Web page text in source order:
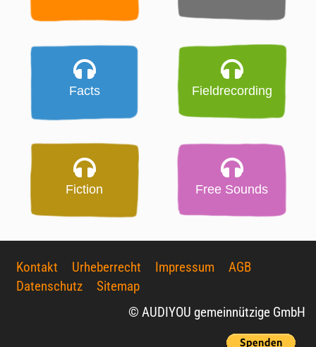
Facts Fieldrecording
Fiction Free Sounds
Kontakt Urheberrecht Impressum
AGB
Datenschutz
Sitemap
© AUDIYOU gemeinnützige GmbH